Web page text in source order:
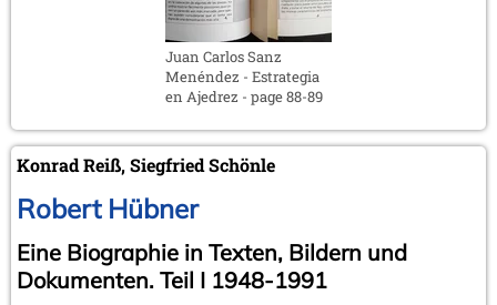
Juan Carlos Sanz
Menéndez - Estrategia
en Ajedrez - page 88-89
Konrad Reiß, Siegfried Schönle
Robert Hübner
Eine Biographie in Texten, Bildern und
Dokumenten. Teil I 1948-1991